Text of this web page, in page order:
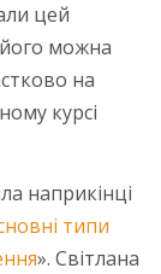
цей
його можна
на
курсі
наприкінці
типи
». Світлана